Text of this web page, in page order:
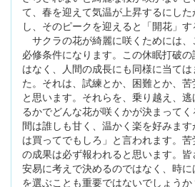
て、春を迎えて気温が上昇するにした
し、そのピークを迎えると「開花」す
サクラの花が綺麗に咲くためには
必修条件になります。この休眠打破
はなく、人間の成長にも同様に当て
た。それは、試練とか、困難とか、
と思います。それらを、乗り越え、
るかでどんな花が咲くかが決まって
間は誰しも甘く、温かく楽を好みま
は買ってでもしろ」と言われます。
の成果は必ず報われると思います。
安易に考えで決めるのではなく、時
を選ぶことも重要ではないでしょう